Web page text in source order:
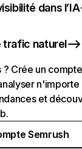
dans l’IA
trafic naturel
? Crée un compte
n'importe
et
Semrush